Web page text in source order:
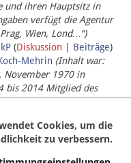
und ihren Hauptsitz in
verfügt die Agentur
Wien, Lond…“)
(Diskussion Beiträge)
Mehrin (Inhalt war:
November 1970 in
bis 2014 Mitglied des
2014 ist sie für
Cookies, um die
zu verbessern.